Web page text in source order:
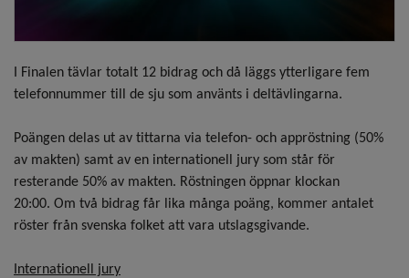
I Finalen tävlar totalt 12 bidrag och då läggs ytterligare fem
telefonnummer till de sju som använts i deltävlingarna.
Poängen delas ut av tittarna via telefon- och appröstning (50%
av makten) samt av en internationell jury som står för
resterande 50% av makten. Röstningen öppnar klockan
20:00. Om två bidrag får lika många poäng, kommer antalet
röster från svenska folket att vara utslagsgivande.
Internationell jury